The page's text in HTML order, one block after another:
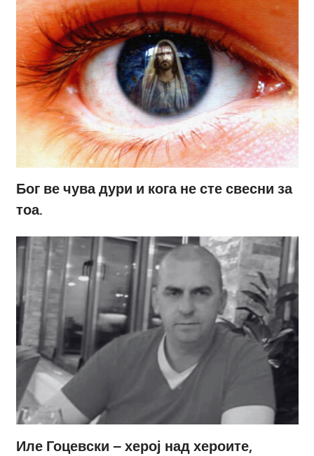
Бог ве чува дури и кога не сте свесни за
тоа.
Иле Гоцевски – херој над хероите,